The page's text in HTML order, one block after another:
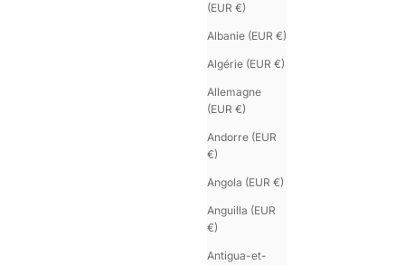
(EUR €)
Albanie (EUR €)
Algérie (EUR €)
Allemagne
(EUR €)
Andorre (EUR
€)
Angola (EUR €)
Anguilla (EUR
€)
Antigua-et-